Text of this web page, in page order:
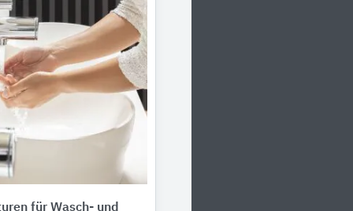
für Wasch- und